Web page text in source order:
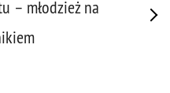
– młodzież na